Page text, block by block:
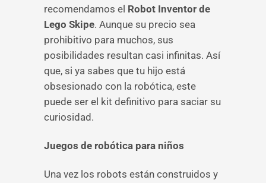
recomendamos el Robot Inventor de
Lego Skipe. Aunque su precio sea
prohibitivo para muchos, sus
posibilidades resultan casi infinitas. Así
que, si ya sabes que tu hijo está
obsesionado con la robótica, este
puede ser el kit definitivo para saciar su
curiosidad.
Juegos de robótica para niños
Una vez los robots están construidos y